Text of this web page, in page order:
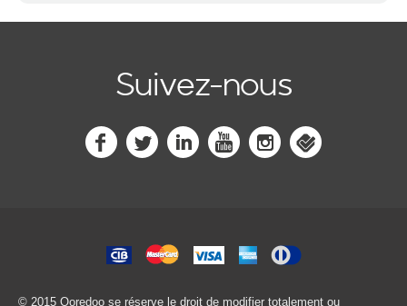
Suivez-nous
© 2015 Ooredoo se réserve le droit de modifier totalement ou